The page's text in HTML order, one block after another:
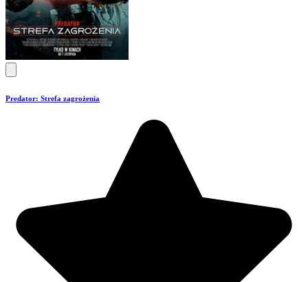
Predator: Strefa zagrożenia